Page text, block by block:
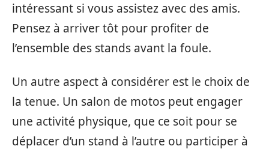
intéressant si vous assistez avec des amis.
Pensez à arriver tôt pour profiter de
l’ensemble des stands avant la foule.
Un autre aspect à considérer est le choix de
la tenue. Un salon de motos peut engager
une activité physique, que ce soit pour se
déplacer d’un stand à l’autre ou participer à